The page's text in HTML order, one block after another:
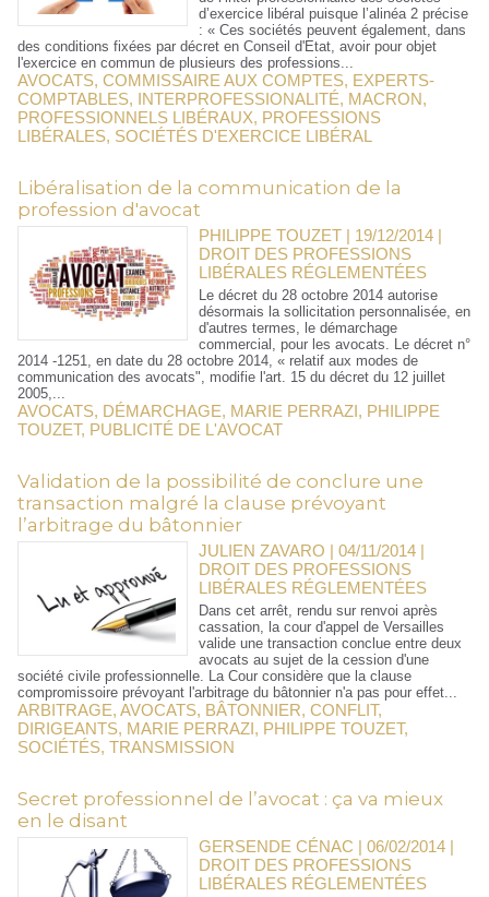
d’exercice libéral puisque l’alinéa 2 précise
: « Ces sociétés peuvent également, dans
des conditions fixées par décret en Conseil d'Etat, avoir pour objet
l'exercice en commun de plusieurs des professions...
AVOCATS, COMMISSAIRE AUX COMPTES, EXPERTS-
COMPTABLES, INTERPROFESSIONALITÉ, MACRON,
PROFESSIONNELS LIBÉRAUX, PROFESSIONS
LIBÉRALES, SOCIÉTÉS D'EXERCICE LIBÉRAL
Libéralisation de la communication de la
profession d'avocat
PHILIPPE TOUZET | 19/12/2014 |
DROIT DES PROFESSIONS
LIBÉRALES RÉGLEMENTÉES
Le décret du 28 octobre 2014 autorise
désormais la sollicitation personnalisée, en
d'autres termes, le démarchage
commercial, pour les avocats. Le décret n°
2014 -1251, en date du 28 octobre 2014, « relatif aux modes de
communication des avocats", modifie l'art. 15 du décret du 12 juillet
2005,...
AVOCATS, DÉMARCHAGE, MARIE PERRAZI, PHILIPPE
TOUZET, PUBLICITÉ DE L'AVOCAT
Validation de la possibilité de conclure une
transaction malgré la clause prévoyant
l’arbitrage du bâtonnier
JULIEN ZAVARO | 04/11/2014 |
DROIT DES PROFESSIONS
LIBÉRALES RÉGLEMENTÉES
Dans cet arrêt, rendu sur renvoi après
cassation, la cour d'appel de Versailles
valide une transaction conclue entre deux
avocats au sujet de la cession d'une
société civile professionnelle. La Cour considère que la clause
compromissoire prévoyant l'arbitrage du bâtonnier n'a pas pour effet...
ARBITRAGE, AVOCATS, BÂTONNIER, CONFLIT,
DIRIGEANTS, MARIE PERRAZI, PHILIPPE TOUZET,
SOCIÉTÉS, TRANSMISSION
Secret professionnel de l’avocat : ça va mieux
en le disant
GERSENDE CÉNAC | 06/02/2014 |
DROIT DES PROFESSIONS
LIBÉRALES RÉGLEMENTÉES